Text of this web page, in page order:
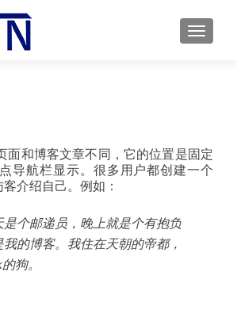
MENU
面和博客文章不同，它的位置是固定
导航栏显示。很多用户都创建一个
介绍自己。例如：
是个邮递员，晚上就是个有抱负
的博客。我住在天朝的帝都，
狗。